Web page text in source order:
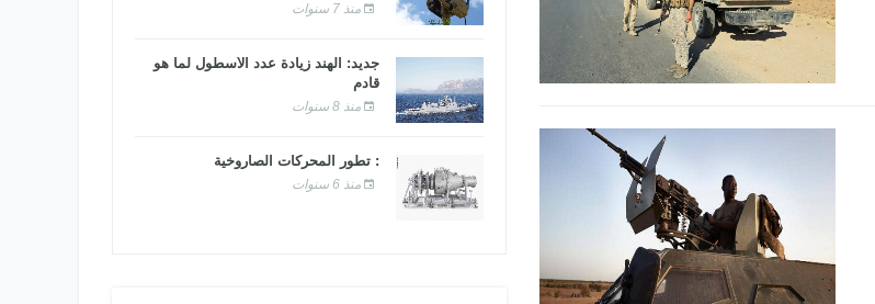
منذ 7 سنوات
جديد: الهند زيادة عدد الأسطول لما هو
قادم
منذ 8 سنوات
: تطور المحركات الصاروخية
منذ 6 سنوات